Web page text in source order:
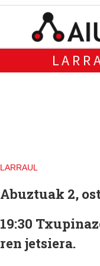
LARRAUL
Abuztuak 2,
19:30
ren jetsiera.